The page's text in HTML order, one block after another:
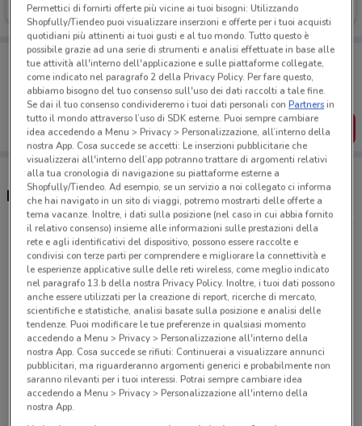
Scade il 28/01
Porta DoveConviene sempre con te!
Puoi trovare le migliori offerte dei negozi vicino a te,
salvarle e creare la tua lista del risparmio, comodamente
dal tuo cellulare.
SCARICA L’APP
Negozi Cofidis nelle vicinanze
Via Riano, Snc Roma
1.3 km
CHIUSO
Via Candia, 10 Roma
2.7 km
CHIUSO
Via Cola di Rienzo, 173 Roma
2.9 km
CHIUSO
Permettici di fornirti offerte più vicine ai tuoi bisogni: Utilizzando
Shopfully/Tiendeo puoi visualizzare inserzioni e offerte per i tuoi acquisti
quotidiani più attinenti ai tuoi gusti e al tuo mondo. Tutto questo è
possibile grazie ad una serie di strumenti e analisi effettuate in base alle
tue attività all'interno dell'applicazione e sulle piattaforme collegate,
come indicato nel paragrafo 2 della Privacy Policy. Per fare questo,
abbiamo bisogno del tuo consenso sull'uso dei dati raccolti a tale fine.
Se dai il tuo consenso condivideremo i tuoi dati personali conPartnersin
tutto il mondo attraverso l’uso di SDK esterne. Puoi sempre cambiare
idea accedendo a Menu > Privacy > Personalizzazione, all’interno della
nostra App. Cosa succede se accetti: Le inserzioni pubblicitarie che
visualizzerai all'interno dell’app potranno trattare di argomenti relativi
alla tua cronologia di navigazione su piattaforme esterne a
Shopfully/Tiendeo. Ad esempio, se un servizio a noi collegato ci informa
che hai navigato in un sito di viaggi, potremo mostrarti delle offerte a
tema vacanze. Inoltre, i dati sulla posizione (nel caso in cui abbia fornito
il relativo consenso) insieme alle informazioni sulle prestazioni della
rete e agli identificativi del dispositivo, possono essere raccolte e
condivisi con terze parti per comprendere e migliorare la connettività e
le esperienze applicative sulle delle reti wireless, come meglio indicato
nel paragrafo 13.b della nostra Privacy Policy. Inoltre, i tuoi dati possono
anche essere utilizzati per la creazione di report, ricerche di mercato,
scientifiche e statistiche, analisi basate sulla posizione e analisi delle
tendenze. Puoi modificare le tue preferenze in qualsiasi momento
accedendo a Menu > Privacy > Personalizzazione all'interno della
nostra App. Cosa succede se rifiuti: Continuerai a visualizzare annunci
pubblicitari, ma riguarderanno argomenti generici e probabilmente non
saranno rilevanti per i tuoi interessi. Potrai sempre cambiare idea
accedendo a Menu > Privacy > Personalizzazione all'interno della
nostra App.